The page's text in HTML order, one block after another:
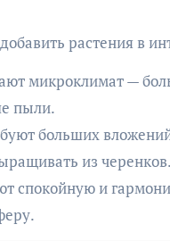
растения в
микроклимат —
пыли.
больших
из черенков.
спокойную и